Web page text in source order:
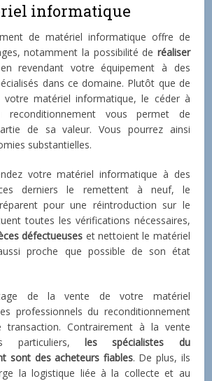
informatique
de matériel informatique offre de
notamment la possibilité de réaliser
revendant votre équipement à des
dans ce domaine. Plutôt que de
votre matériel informatique, le céder à
vous permet de
de sa valeur. Vous pourrez ainsi
substantielles.
votre matériel informatique à des
ces derniers le remettent à neuf, le
pour une réintroduction sur le
toutes les vérifications nécessaires,
défectueuses et nettoient le matériel
proche que possible de son état
de la vente de votre matériel
professionnels du reconditionnement
Contrairement à la vente
les spécialistes du
sont des acheteurs fiables. De plus, ils
la logistique liée à la collecte et au